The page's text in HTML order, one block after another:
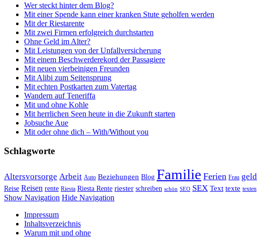
Wer steckt hinter dem Blog?
Mit einer Spende kann einer kranken Stute geholfen werden
Mit der Riestarente
Mit zwei Firmen erfolgreich durchstarten
Ohne Geld im Alter?
Mit Leistungen von der Unfallversicherung
Mit einem Beschwerderekord der Passagiere
Mit neuen vierbeinigen Freunden
Mit Alibi zum Seitensprung
Mit echten Postkarten zum Vatertag
Wandern auf Teneriffa
Mit und ohne Kohle
Mit herrlichen Seen heute in die Zukunft starten
Jobsuche Aue
Mit oder ohne dich – With/Without you
Schlagworte
Altersvorsorge Arbeit Auto Beziehungen Blog Familie Ferien Frau geld
Reise Reisen rente Riesta Riesta Rente riester schreiben schön SEO SEX Text texte texten
Show Navigation Hide Navigation
Impressum
Inhaltsverzeichnis
Warum mit und ohne